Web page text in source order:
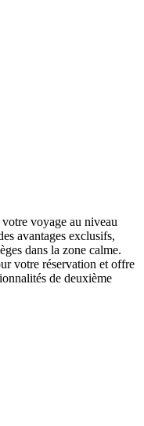
voyage au niveau
avantages exclusifs,
dans la zone calme.
votre réservation et offre
de deuxième